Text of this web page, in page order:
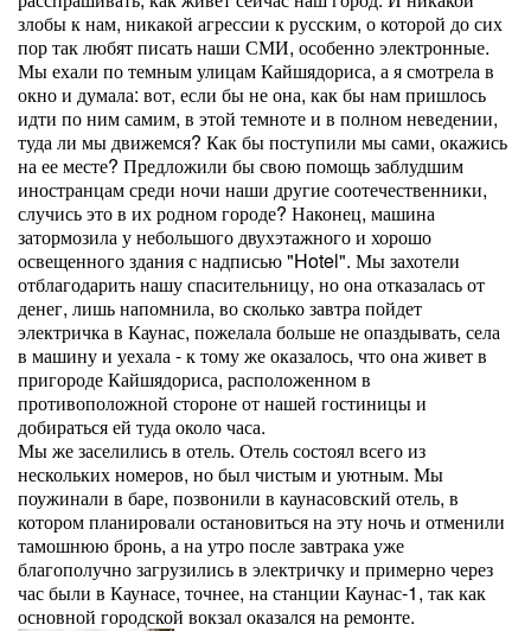
злобы к нам, никакой агрессии к русским, о которой до сих
пор так любят писать наши СМИ, особенно электронные.
Мы ехали по темным улицам Кайшядориса, а я смотрела в
окно и думала: вот, если бы не она, как бы нам пришлось
идти по ним самим, в этой темноте и в полном неведении,
туда ли мы движемся? Как бы поступили мы сами, окажись
на ее месте? Предложили бы свою помощь заблудшим
иностранцам среди ночи наши другие соотечественники,
случись это в их родном городе? Наконец, машина
затормозила у небольшого двухэтажного и хорошо
освещенного здания с надписью "Hotel". Мы захотели
отблагодарить нашу спасительницу, но она отказалась от
денег, лишь напомнила, во сколько завтра пойдет
электричка в Каунас, пожелала больше не опаздывать, села
в машину и уехала - к тому же оказалось, что она живет в
пригороде Кайшядориса, расположенном в
противоположной стороне от нашей гостиницы и
добираться ей туда около часа.
Мы же заселились в отель. Отель состоял всего из
нескольких номеров, но был чистым и уютным. Мы
поужинали в баре, позвонили в каунасовский отель, в
котором планировали остановиться на эту ночь и отменили
тамошнюю бронь, а на утро после завтрака уже
благополучно загрузились в электричку и примерно через
час были в Каунасе, точнее, на станции Каунас-1, так как
основной городской вокзал оказался на ремонте.